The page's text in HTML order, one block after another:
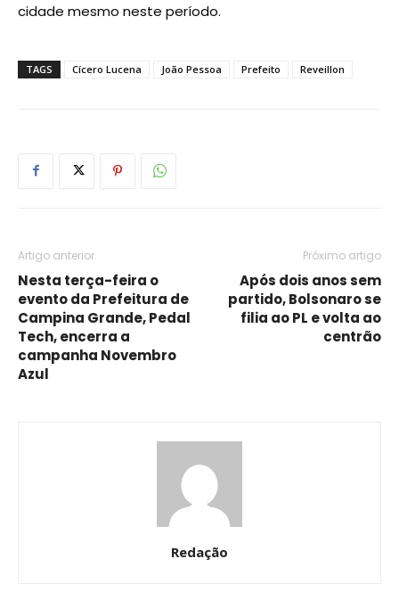
cidade mesmo neste período.
TAGS Cícero Lucena João Pessoa Prefeito Reveillon
Artigo anterior
Nesta terça-feira o
evento da Prefeitura de
Campina Grande, Pedal
Tech, encerra a
campanha Novembro
Azul
Próximo artigo
Após dois anos sem
partido, Bolsonaro se
filia ao PL e volta ao
centrão
Redação